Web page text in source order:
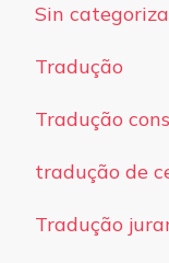
Sin
Tradução
Tradução
tradução de
Tradução